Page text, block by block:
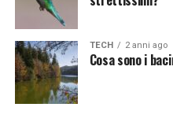
TECH 2 anni ago
Cosa sono i